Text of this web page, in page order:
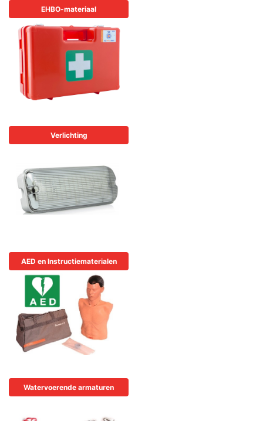
EHBO-materiaal
Verlichting
AED en Instructiematerialen
Watervoerende armaturen